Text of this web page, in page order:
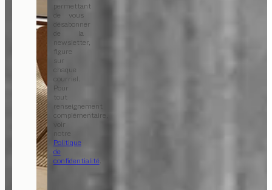
permettant
de vous
désabonner
de la
newsletter,
figure
sur
chaque
courriel.
Pour
tout
renseignement
complémentaire,
voir
notre
Politique
de
confidentialité.